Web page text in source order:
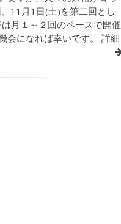
11月1日(土)を第二回とし
月１～２回のペースで開催
会になれば幸いです。 詳細